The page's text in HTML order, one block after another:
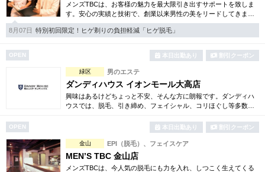
メンズTBCは、お客様の魅力を最大限引き出すサポートを致しま
す。安心の実績と技術で、創業以来男性の美をリードしてきまし
た。人気のメンズ脱毛をはじめ、フェイシャルケア、引き締め等
お得な体験コースも多数。
8月07日 特別初回限定！ヒゲ剃りの負担軽減「ヒゲ脱毛」
OPEN 本日出勤あり 割引クーポン
緑区 男のエステ
ダンディハウス イオンモール大高店
興味はあるけどちょっと不安、そんな方に朗報です。ダンディハ
ウスでは、脱毛、引き締め、フェイシャル、コリほぐし等多数の
OPEN 本日出勤あり 割引クーポン
金山 EPI（脱毛）、フェイスケア
MEN’S TBC 金山店
メンズTBCは、今人気の脱毛にも力を入れ、しつこく生えてくる